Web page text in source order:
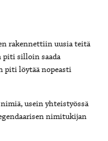
rakennettiin uusia teitä
piti silloin saada
piti löytää nopeasti
usein yhteistyössä
nimitukijan